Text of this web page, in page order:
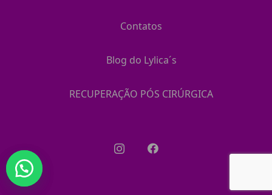
Contatos
Blog do Lylica´s
RECUPERAÇÃO PÓS CIRÚRGICA